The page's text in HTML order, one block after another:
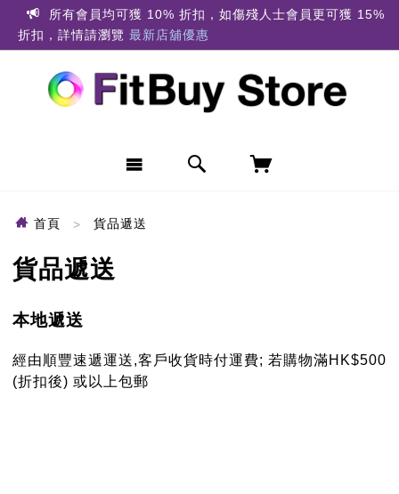
所有會員均可獲 10% 折扣，如傷殘人士會員更可獲 15%
折扣，詳情請瀏覽 最新店舖優惠
首頁 貨品遞送
貨品遞送
本地遞送
經由順豐速遞運送,客戶收貨時付運費; 若購物滿HK$500
(折扣後) 或以上包郵